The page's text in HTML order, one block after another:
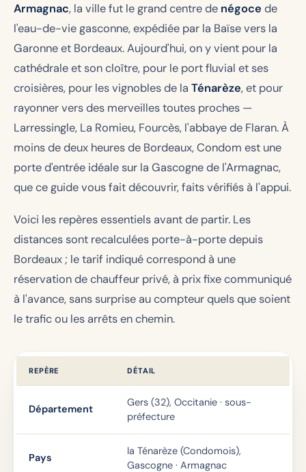
Armagnac, la ville fut le grand centre de négoce de
l'eau-de-vie gasconne, expédiée par la Baïse vers la
Garonne et Bordeaux. Aujourd'hui, on y vient pour la
cathédrale et son cloître, pour le port fluvial et ses
croisières, pour les vignobles de la Ténarèze, et pour
rayonner vers des merveilles toutes proches —
Larressingle, La Romieu, Fourcès, l'abbaye de Flaran. À
moins de deux heures de Bordeaux, Condom est une
porte d'entrée idéale sur la Gascogne de l'Armagnac,
que ce guide vous fait découvrir, faits vérifiés à l'appui.
Voici les repères essentiels avant de partir. Les
distances sont recalculées porte-à-porte depuis
Bordeaux ; le tarif indiqué correspond à une
réservation de chauffeur privé, à prix fixe communiqué
à l'avance, sans surprise au compteur quels que soient
le trafic ou les arrêts en chemin.
REPÈRE DÉTAIL
Département
Gers (32), Occitanie · sous-
préfecture
Pays
la Ténarèze (Condomois),
Gascogne · Armagnac